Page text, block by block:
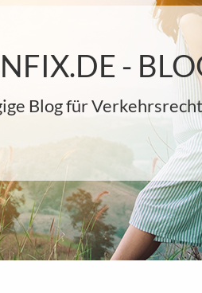
-
Blog für Verkehrsrecht